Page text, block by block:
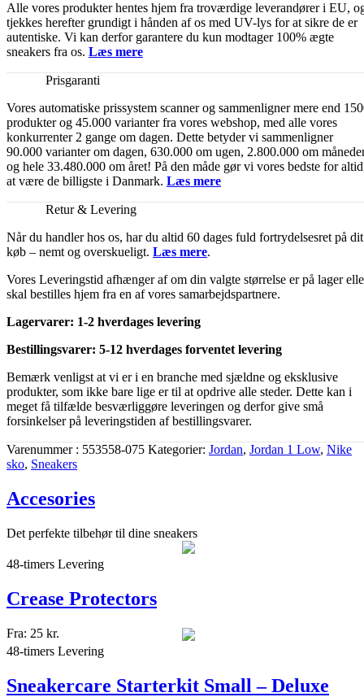
Alle vores produkter hentes hjem fra troværdige leverandører i EU,
tjekkes herefter grundigt i hånden af os med UV-lys for at sikre de er
autentiske. Vi kan derfor garantere du kun modtager 100% ægte
sneakers fra os. Læs mere
Prisgaranti
Vores automatiske prissystem scanner og sammenligner mere end
produkter og 45.000 varianter fra vores webshop, med alle vores
konkurrenter 2 gange om dagen. Dette betyder vi sammenligner
90.000 varianter om dagen, 630.000 om ugen, 2.800.000 om
og hele 33.480.000 om året! På den måde gør vi vores bedste for
at være de billigste i Danmark. Læs mere
Retur & Levering
Når du handler hos os, har du altid 60 dages fuld fortrydelsesret på dit
køb – nemt og overskueligt. Læs mere.
Vores Leveringstid afhænger af om din valgte størrelse er på lager
skal bestilles hjem fra en af vores samarbejdspartnere.
Lagervarer: 1-2 hverdages levering
Bestillingsvarer: 5-12 hverdages forventet levering
Bemærk venligst at vi er i en branche med sjældne og eksklusive
produkter, som ikke bare lige er til at opdrive alle steder. Dette kan i
meget få tilfælde besværliggøre leveringen og derfor give små
forsinkelser på leveringstiden af bestillingsvarer.
Varenummer 553558-075 Kategorier Jordan, Jordan 1 Low, Nike
sko, Sneakers
Accesories
Det perfekte tilbehør til dine sneakers
48-timers Levering
Crease Protectors
Fra: 25 kr.
48-timers Levering
Sneakercare Starterkit Small – Deluxe